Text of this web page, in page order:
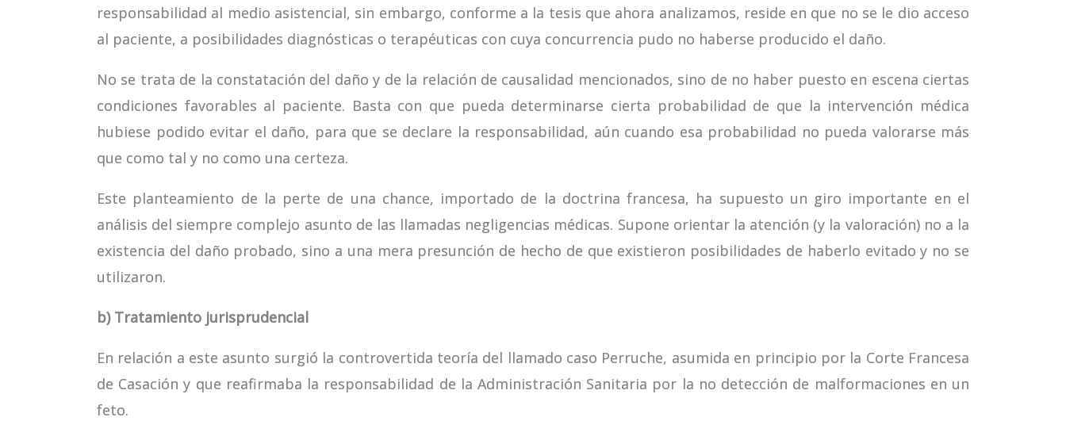
responsabilidad al medio asistencial, sin embargo, conforme a la tesis que ahora analizamos, reside en que no se le dio acceso
al paciente, a posibilidades diagnósticas o terapéuticas con cuya concurrencia pudo no haberse producido el daño.
No se trata de la constatación del daño y de la relación de causalidad mencionados, sino de no haber puesto en escena ciertas
condiciones favorables al paciente. Basta con que pueda determinarse cierta probabilidad de que la intervención médica
hubiese podido evitar el daño, para que se declare la responsabilidad, aún cuando esa probabilidad no pueda valorarse más
que como tal y no como una certeza.
Este planteamiento de la perte de una chance, importado de la doctrina francesa, ha supuesto un giro importante en el
análisis del siempre complejo asunto de las llamadas negligencias médicas. Supone orientar la atención (y la valoración) no a la
existencia del daño probado, sino a una mera presunción de hecho de que existieron posibilidades de haberlo evitado y no se
utilizaron.
b) Tratamiento jurisprudencial
En relación a este asunto surgió la controvertida teoría del llamado caso Perruche, asumida en principio por la Corte Francesa
de Casación y que reafirmaba la responsabilidad de la Administración Sanitaria por la no detección de malformaciones en un
feto.